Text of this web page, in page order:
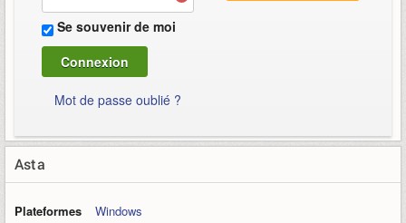
Se souvenir de moi
Mot de passe oublié ?
Asta
Plateformes
Windows